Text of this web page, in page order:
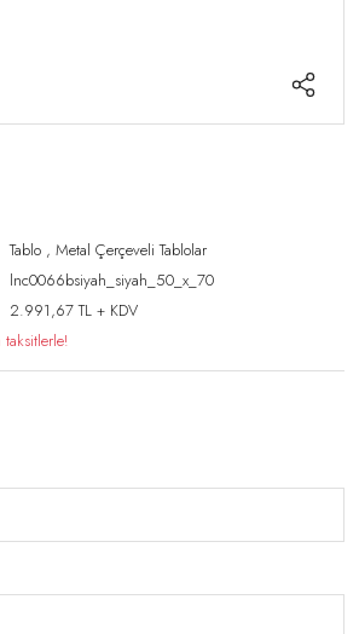
Tablo ,Metal Çerçeveli Tablolar
lnc0066bsiyah_siyah_50_x_70
2.991,67 TL + KDV